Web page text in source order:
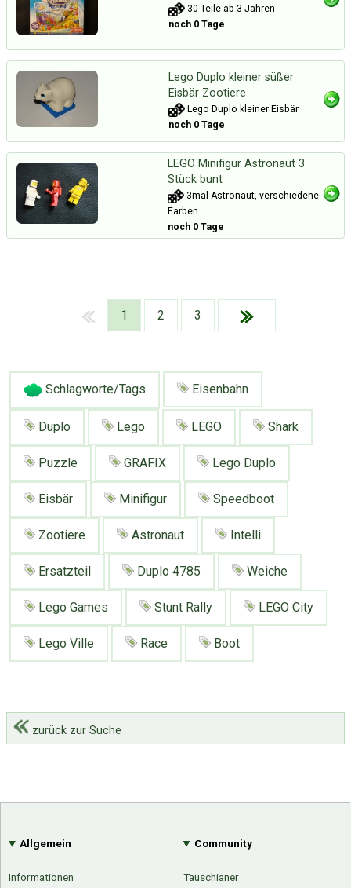
Mit Email Twitter Facebook
Über Tauschbu↔de
Mediadaten
Presse News
Kategorien
Suchanfragen
Zufallsartikel
30 Teile ab 3 Jahren
noch 0 Tage
Lego Duplo kleiner süßer
Eisbär Zootiere
Lego Duplo kleiner Eisbär
noch 0 Tage
LEGO Minifigur Astronaut 3
Stück bunt
3mal Astronaut, verschiedene
Farben
noch 0 Tage
1 2 3
Schlagworte/Tags Eisenbahn
Duplo Lego LEGO Shark
Puzzle GRAFIX Lego Duplo
Eisbär Minifigur Speedboot
Zootiere Astronaut Intelli
Ersatzteil Duplo 4785 Weiche
Lego Games Stunt Rally LEGO City
Lego Ville Race Boot
zurück zur Suche
Allgemein
Informationen
Community
Tauschianer